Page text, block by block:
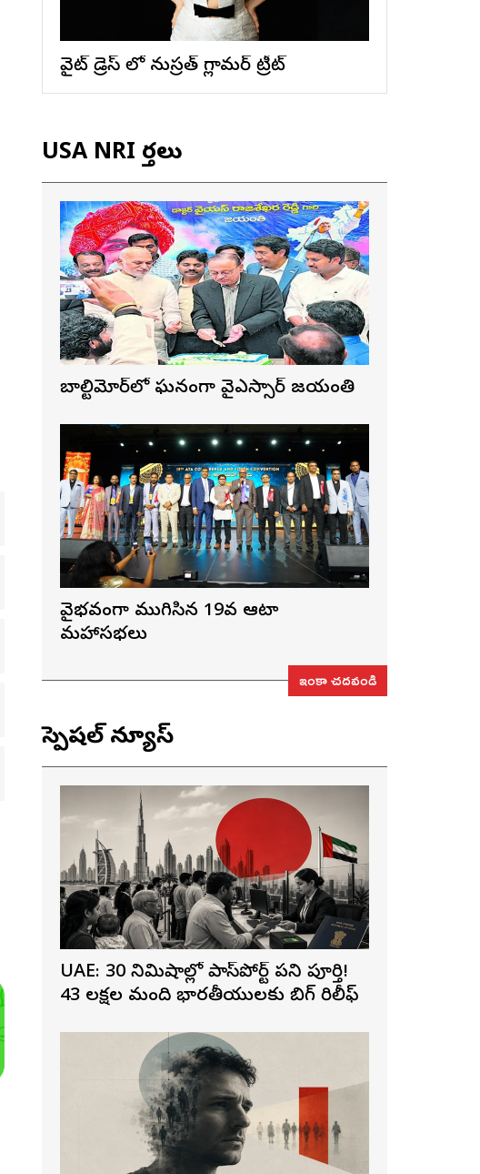
వైట్ డ్రెస్ లో నుస్ర‌త్ గ్లామ‌ర్ ట్రీట్
USA NRI వార్తలు
బాల్టిమోర్‌లో ఘనంగా వైఎస్సార్‌ జయంతి
వైభవంగా ముగిసిన 19వ ఆటా
మహాసభలు
ఇంకా చదవండి
స్పెషల్ న్యూస్
UAE: 30 నిమిషాల్లో పాస్‌పోర్ట్ పని పూర్తి!
43 లక్షల మంది భారతీయులకు బిగ్ రిలీఫ్